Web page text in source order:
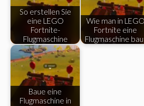
So erstellen Sie
eine LEGO
Fortnite-
Flugmaschine
Wie man in LEGO
Fortnite eine
Flugmaschine
Baue eine
Flugmaschine in